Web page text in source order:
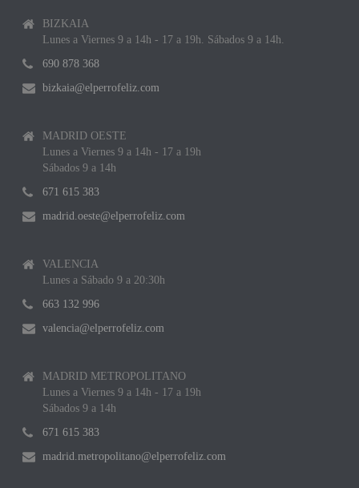
BIZKAIA
Lunes a Viernes 9 a 14h - 17 a 19h. Sábados 9 a 14h.
690 878 368
bizkaia@elperrofeliz.com
MADRID OESTE
Lunes a Viernes 9 a 14h - 17 a 19h
Sábados 9 a 14h
671 615 383
madrid.oeste@elperrofeliz.com
VALENCIA
Lunes a Sábado 9 a 20:30h
663 132 996
valencia@elperrofeliz.com
MADRID METROPOLITANO
Lunes a Viernes 9 a 14h - 17 a 19h
Sábados 9 a 14h
671 615 383
madrid.metropolitano@elperrofeliz.com